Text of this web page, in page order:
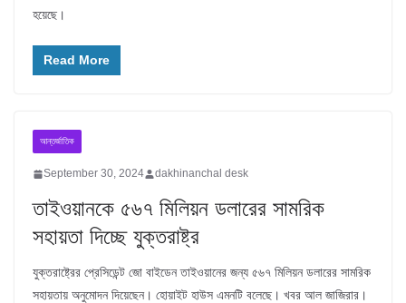
হয়েছে।
Read More
আন্তর্জাতিক
September 30, 2024 dakhinanchal desk
তাইওয়ানকে ৫৬৭ মিলিয়ন ডলারের সামরিক
সহায়তা দিচ্ছে যুক্তরাষ্ট্র
যুক্তরাষ্ট্রের প্রেসিডেন্ট জো বাইডেন তাইওয়ানের জন্য ৫৬৭ মিলিয়ন ডলারের সামরিক
সহায়তায় অনুমোদন দিয়েছেন। হোয়াইট হাউস এমনটি বলেছে। খবর আল জাজিরার।